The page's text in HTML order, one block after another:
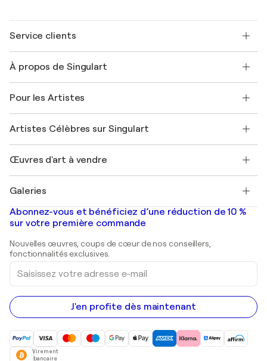
Service clients
Expédition
Offrir une carte cadeau
Rejoignez notre programme commercial
Mon compte
+33 1 76 44 06 42
À propos de Singulart
FAQ
Magazine Singulart
Emplois
Découvrez une sélection d'art original
Pour les Artistes
Se connecter en tant qu'Artiste
Artistes Célèbres sur Singulart
Marc Chagall
Banksy
Mr. Brainwash
Shepard Fairey
Œuvres d'art à vendre
Tableaux abstraits à vendre
Peintures de paysage
Estampes
Peintures acryliques
Galeries
Galeries d'art en France
Galeries d'art en Belgique
Abonnez-vous et bénéficiez d’une réduction de 10 %
sur votre première commande
Nouvelles œuvres, coups de cœur de nos conseillers,
fonctionnalités exclusives.
Saisissez
votre
adresse
e-
mail
J'en profite dès maintenant
Virement
bancaire